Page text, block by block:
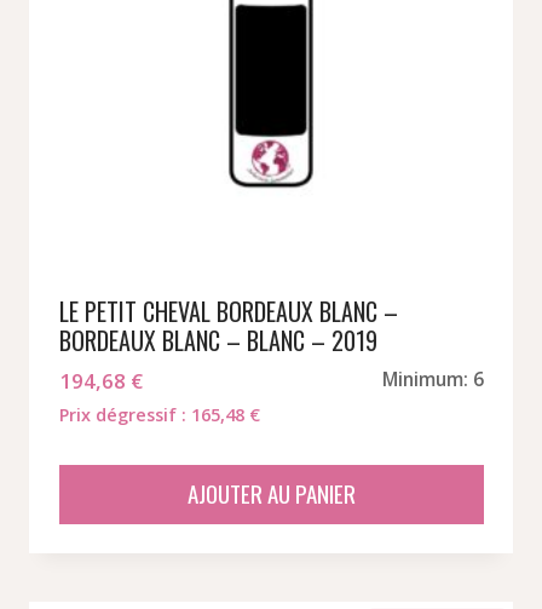
LE PETIT CHEVAL BORDEAUX BLANC –
BORDEAUX BLANC – BLANC – 2019
194,68 € Minimum: 6
Prix dégressif : 165,48 €
AJOUTER AU PANIER